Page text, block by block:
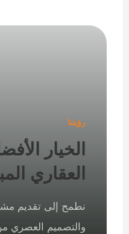
رؤيتنا
الخيار
العقاري
نطمح إلى تقديم
والتصميم العصري